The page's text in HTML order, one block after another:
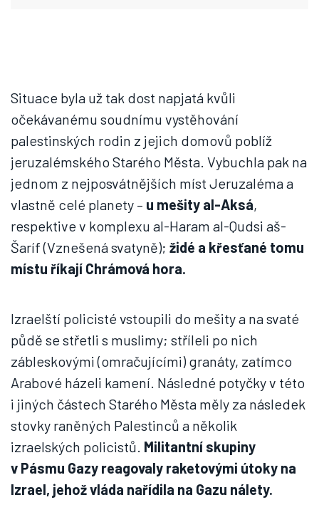
Situace byla už tak dost napjatá kvůli
očekávanému soudnímu vystěhování
palestinských rodin z jejich domovů poblíž
jeruzalémského Starého Města. Vybuchla pak na
jednom z nejposvátnějších míst Jeruzaléma a
vlastně celé planety – u mešity al-Aksá,
respektive v komplexu al-Haram al-Qudsi aš-
Šaríf (Vznešená svatyně); židé a křesťané tomu
místu říkají Chrámová hora.
Izraelští policisté vstoupili do mešity a na svaté
půdě se střetli s muslimy; stříleli po nich
zábleskovými (omračujícími) granáty, zatímco
Arabové házeli kamení. Následné potyčky v této
i jiných částech Starého Města měly za následek
stovky raněných Palestinců a několik
izraelských policistů. Militantní skupiny
v Pásmu Gazy reagovaly raketovými útoky na
Izrael, jehož vláda nařídila na Gazu nálety.